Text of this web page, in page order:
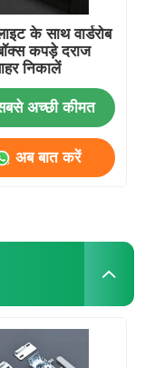
के साथ वार्डरोब
कपड़े दराज
निकालें
अच्छी कीमत
अब बात करें